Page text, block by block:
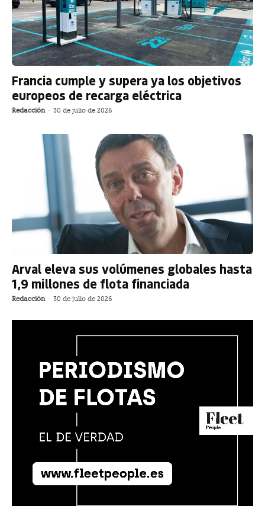
Francia cumple y supera ya los objetivos
europeos de recarga eléctrica
Redacción - 30 de julio de 2026
Arval eleva sus volúmenes globales hasta
1,9 millones de flota financiada
Redacción - 30 de julio de 2026